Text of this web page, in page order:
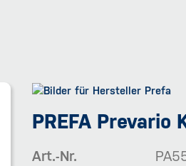
PREFA Prevario
Art.-Nr.